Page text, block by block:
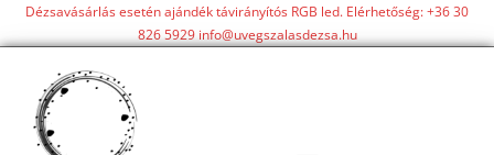
Dézsavásárlás esetén ajándék távirányítós RGB led. Elérhetőség: +36 30
826 5929 info@uvegszalasdezsa.hu